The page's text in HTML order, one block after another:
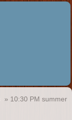
» 10:30 PM summer